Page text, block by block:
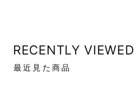
RECENTLY VIEWED
最近見た商品